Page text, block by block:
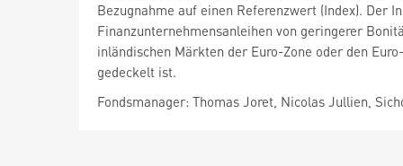
Bezugnahme auf einen Referenzwert (Index). Der
Finanzunternehmensanleihen von geringerer
inländischen Märkten der Euro-Zone oder den
gedeckelt ist.
Fondsmanager: Thomas Joret, Nicolas Jullien,